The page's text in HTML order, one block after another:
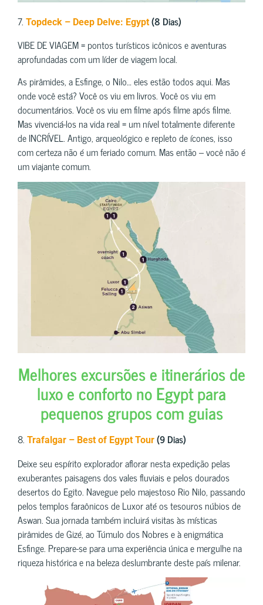
7. Topdeck – Deep Delve: Egypt (8 Dias)
VIBE DE VIAGEM = pontos turísticos icônicos e aventuras
aprofundadas com um líder de viagem local.
As pirâmides, a Esfinge, o Nilo… eles estão todos aqui. Mas
onde você está? Você os viu em livros. Você os viu em
documentários. Você os viu em filme após filme após filme.
Mas vivenciá-los na vida real = um nível totalmente diferente
de INCRÍVEL. Antigo, arqueológico e repleto de ícones, isso
com certeza não é um feriado comum. Mas então – você não é
um viajante comum.
Melhores excursões e itinerários de
luxo e conforto no Egypt para
pequenos grupos com guias
8. Trafalgar – Best of Egypt Tour (9 Dias)
Deixe seu espírito explorador aflorar nesta expedição pelas
exuberantes paisagens dos vales fluviais e pelos dourados
desertos do Egito. Navegue pelo majestoso Rio Nilo, passando
pelos templos faraônicos de Luxor até os tesouros núbios de
Aswan. Sua jornada também incluirá visitas às místicas
pirâmides de Gizé, ao Túmulo dos Nobres e à enigmática
Esfinge. Prepare-se para uma experiência única e mergulhe na
riqueza histórica e na beleza deslumbrante deste país milenar.